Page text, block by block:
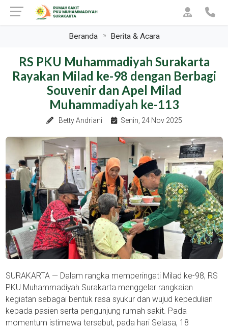
Beranda Berita & Acara
RS PKU Muhammadiyah Surakarta
Rayakan Milad ke-98 dengan Berbagi
Souvenir dan Apel Milad
Muhammadiyah ke-113
Betty Andriani Senin, 24 Nov 2025
SURAKARTA — Dalam rangka memperingati Milad ke-98, RS
PKU Muhammadiyah Surakarta menggelar rangkaian
kegiatan sebagai bentuk rasa syukur dan wujud kepedulian
kepada pasien serta pengunjung rumah sakit. Pada
momentum istimewa tersebut, pada hari Selasa, 18